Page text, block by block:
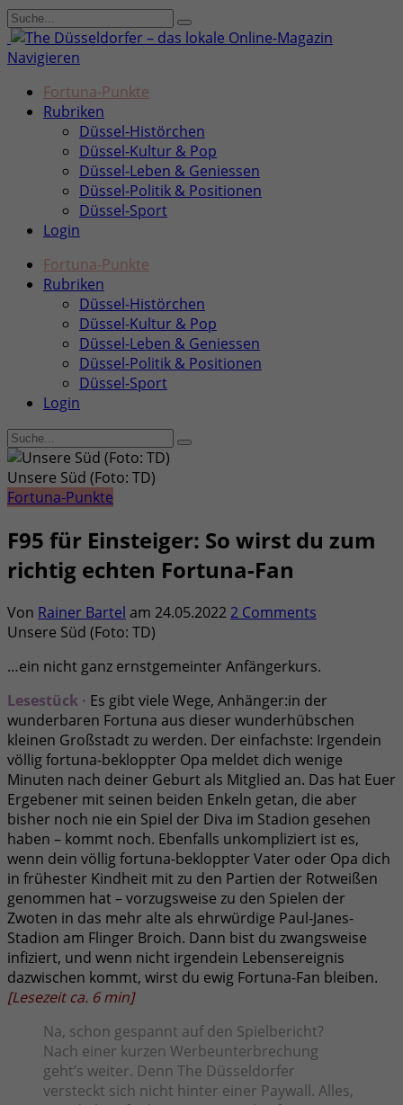
Navigieren
Fortuna-Punkte
Rubriken
Düssel-Histörchen
Düssel-Kultur & Pop
Düssel-Leben & Geniessen
Düssel-Politik & Positionen
Düssel-Sport
Login
Fortuna-Punkte
Rubriken
Düssel-Histörchen
Düssel-Kultur & Pop
Düssel-Leben & Geniessen
Düssel-Politik & Positionen
Düssel-Sport
Login
Unsere Süd (Foto: TD)
Fortuna-Punkte
F95 für Einsteiger: So wirst du zum
richtig echten Fortuna-Fan
Von Rainer Bartel am 24.05.2022 2 Comments
Unsere Süd (Foto: TD)
…ein nicht ganz ernstgemeinter Anfängerkurs.
Lesestück · Es gibt viele Wege, Anhänger:in der
wunderbaren Fortuna aus dieser wunderhübschen
kleinen Großstadt zu werden. Der einfachste: Irgendein
völlig fortuna-bekloppter Opa meldet dich wenige
Minuten nach deiner Geburt als Mitglied an. Das hat Euer
Ergebener mit seinen beiden Enkeln getan, die aber
bisher noch nie ein Spiel der Diva im Stadion gesehen
haben – kommt noch. Ebenfalls unkompliziert ist es,
wenn dein völlig fortuna-bekloppter Vater oder Opa dich
in frühester Kindheit mit zu den Partien der Rotweißen
genommen hat – vorzugsweise zu den Spielen der
Zwoten in das mehr alte als ehrwürdige Paul-Janes-
Stadion am Flinger Broich. Dann bist du zwangsweise
infiziert, und wenn nicht irgendein Lebensereignis
dazwischen kommt, wirst du ewig Fortuna-Fan bleiben.
[Lesezeit ca. 6 min]
Na, schon gespannt auf den Spielbericht?
Nach einer kurzen Werbeunterbrechung
geht’s weiter. Denn The Düsseldorfer
versteckt sich nicht hinter einer Paywall. Alles,